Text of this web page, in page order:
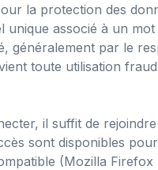
la protection des
unique associé à un
généralement par le
toute utilisation
il suffit de
sont disponibles
(Mozilla